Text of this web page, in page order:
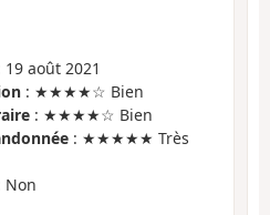
19 août 2021
: ★★★★☆ Bien
: ★★★★☆ Bien
: ★★★★★ Très
Non